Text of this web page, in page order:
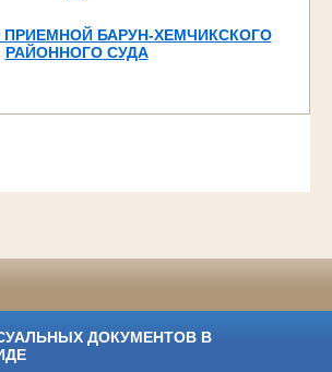
БАРУН-ХЕМЧИКСКОГО
РАЙОННОГО СУДА
ДОКУМЕНТОВ В